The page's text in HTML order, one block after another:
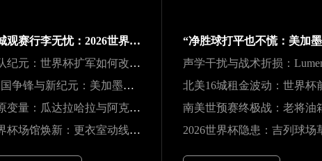
跨城观赛行李无忧：2026世界杯单场票专属行李“门到门”跨城速达方案
48队纪元：世界杯扩军如何改写霸权逻辑
“三国争锋与新纪元：美加墨世界杯淘汰赛版图重构”
高原变量：瓜达拉哈拉与阿克伦的天气博弈如何重塑2026世界杯战术逻辑
世界杯场馆焕新：更衣室动线重构与效能提升方案